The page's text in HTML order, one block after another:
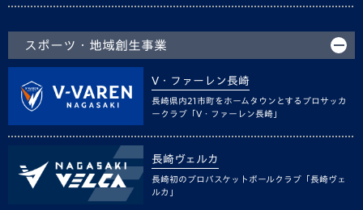
スポーツ・地域創生事業
V・ファーレン長崎
長崎県内21市町をホームタウンとするプロサッカ
ークラブ「V・ファーレン長崎」
長崎ヴェルカ
長崎初のプロバスケットボールクラブ「長崎ヴェ
ルカ」